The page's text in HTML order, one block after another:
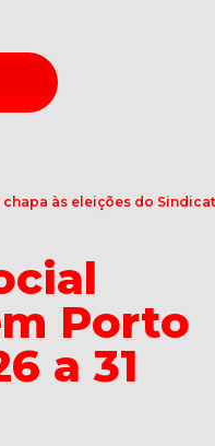
às eleições do
Porto
a 31